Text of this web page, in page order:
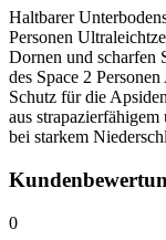
Haltbarer
Personen
Dornen und scharfen
des Space 2
Schutz für die
aus
bei starkem
0